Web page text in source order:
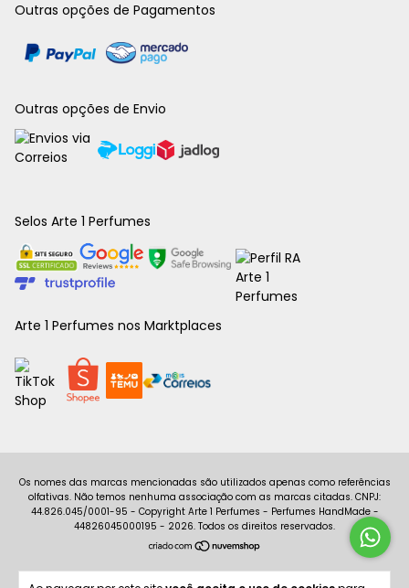
Outras opções de Pagamentos
Outras opções de Envio
Selos Arte 1 Perfumes
Arte 1 Perfumes nos Marktplaces
Copyright Arte 1 Perfumes - Perfumes HandMade -
44826045000195 - 2026. Todos os direitos reservados.